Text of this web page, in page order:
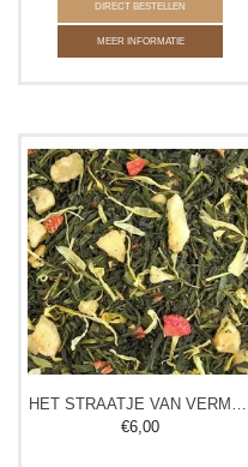
DIRECT BESTELLEN
MEER INFORMATIE
HET STRAATJE VAN VERMEER THEE
€6,00